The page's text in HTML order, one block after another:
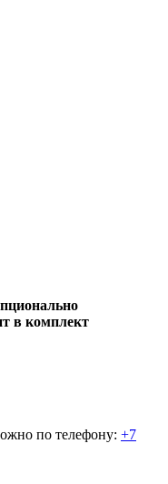
в комплект
по телефону: +7